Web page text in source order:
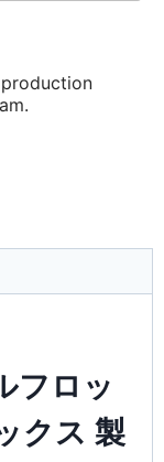
フロッ
クス 製